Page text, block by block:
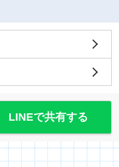
LINEで共有する